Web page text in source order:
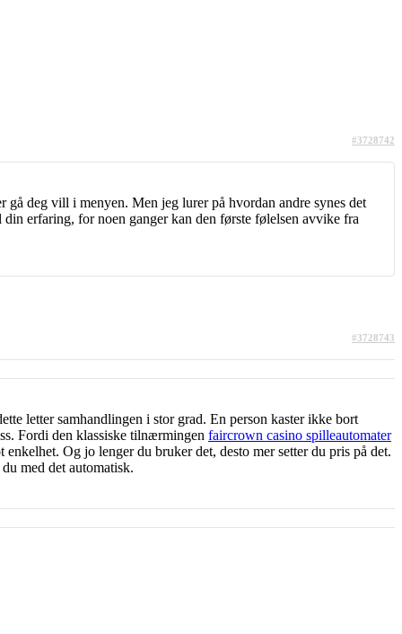
#3728742
gå deg vill i menyen. Men jeg lurer på hvordan andre synes det
erfaring, for noen ganger kan den første følelsen avvike fra
#3728743
letter samhandlingen i stor grad. En person kaster ikke bort
Fordi den klassiske tilnærmingen faircrown casino spilleautomater
Og jo lenger du bruker det, desto mer setter du pris på det.
med det automatisk.